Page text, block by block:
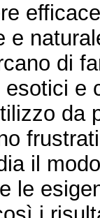
e
di
e
da
il
le